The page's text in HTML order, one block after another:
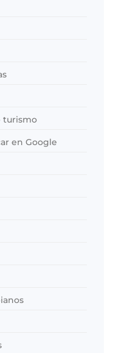
turismo
en Google